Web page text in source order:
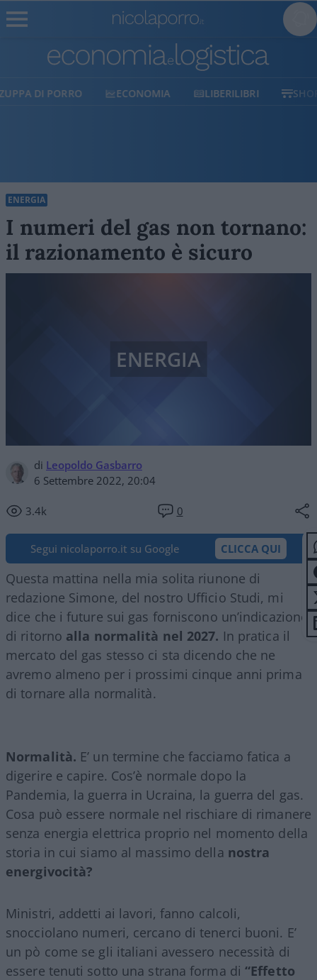
ECONOMIA LIBERILIBRI SHOP SOSTIENICI
ENERGIA
I numeri del gas non tornano:
il razionamento è sicuro
di Leopoldo Gasbarro
6 Settembre 2022, 20:04
3.4k 0
ENERGIA
Segui nicolaporro.it su Google CLICCA QUI
Questa mattina nella mia solita riunone di
redazione Simone, del nostro Ufficio Studi, mi
dice che i future sui gas forniscono un’indicazione
di ritorno alla normalità nel 2027. In pratica il
mercato del gas stesso ci sta dicendo che ne
avremo almeno per i prossimi cinque anni prima
di tornare alla normalità.
Normalità. E’ un termine che facciamo fatica a
digerire e capire. Cos’è normale dopo la
Pandemia, la guerra in Ucraina, la guerra del gas.
Cosa può essere normale nel rischiare di rimanere
senza energia elettrica proprio nel momento della
storia in cui siamo al massimo della nostra
energivocità?
Ministri, addetti ai lavori, fanno calcoli,
snocciolano numeri, cercano di tenerci buoni. E’
un pò come se gli italiani avessero necessità di
essere tenuti sotto una strana forma di “Effetto